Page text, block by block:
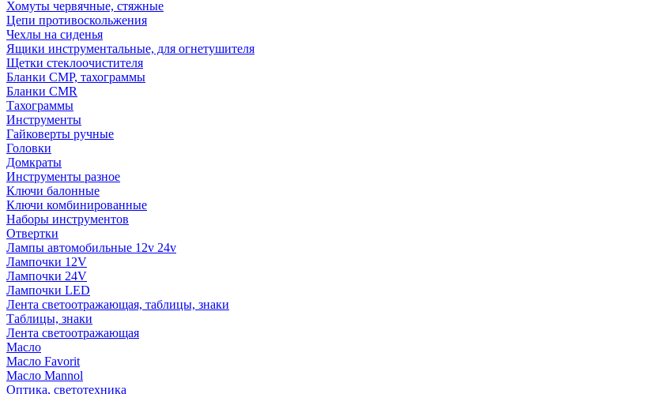
Хомуты червячные, стяжные
Цепи противоскольжения
Чехлы на сиденья
Ящики инструментальные, для огнетушителя
Щетки стеклоочистителя
Бланки СМР, тахограммы
Бланки CMR
Тахограммы
Инструменты
Гайковерты ручные
Головки
Домкраты
Инструменты разное
Ключи балонные
Ключи комбинированные
Наборы инструментов
Отвертки
Лампы автомобильные 12v 24v
Лампочки 12V
Лампочки 24V
Лампочки LED
Лента светоотражающая, таблицы, знаки
Таблицы, знаки
Лента светоотражающая
Масло
Масло Favorit
Масло Mannol
Оптика, светотехника